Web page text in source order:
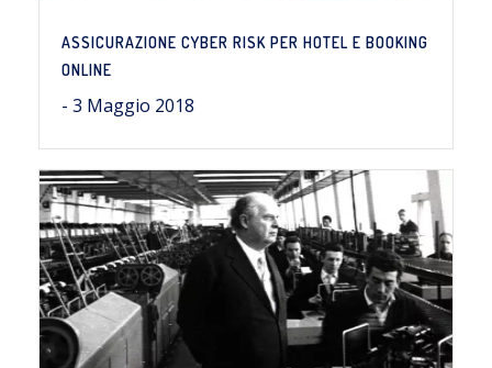
ASSICURAZIONE CYBER RISK PER HOTEL E BOOKING
ONLINE
- 3 Maggio 2018